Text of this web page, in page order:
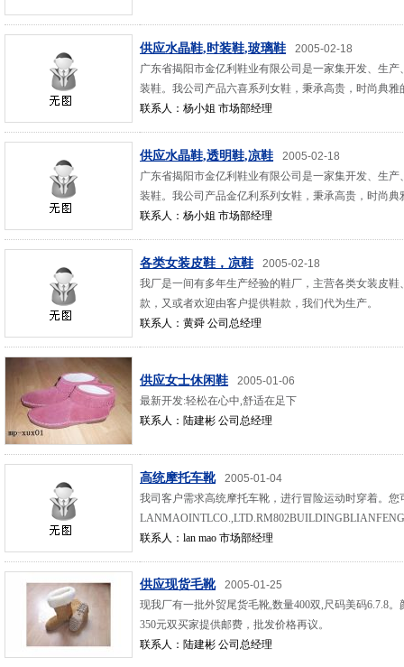
供应水晶鞋,时装鞋,玻璃鞋
2005-02-18
广东省揭阳市金亿利鞋业有限公司是一家集开发、生
装鞋。我公司产品六喜系列女鞋，秉承高贵，时尚典
联系人：杨小姐 市场部经理
供应水晶鞋,透明鞋,凉鞋
2005-02-18
广东省揭阳市金亿利鞋业有限公司是一家集开发、生
装鞋。我公司产品金亿利系列女鞋，秉承高贵，时尚
联系人：杨小姐 市场部经理
各类女装皮鞋，凉鞋
2005-02-18
我厂是一间有多年生产经验的鞋厂，主营各类女装皮
款，又或者欢迎由客户提供鞋款，我们代为生产。
联系人：黄舜 公司总经理
供应女士休闲鞋
2005-01-06
最新开发:轻松在心中,舒适在足下
联系人：陆建彬 公司总经理
高统摩托车靴
2005-01-04
我司客户需求高统摩托车靴，进行冒险运动时穿着。
联系人：lan mao 市场部经理
供应现货毛靴
2005-01-25
现我厂有一批外贸尾货毛靴,数量400双,尺码美码6.7.8
350元双买家提供邮费，批发价格再议。
联系人：陆建彬 公司总经理